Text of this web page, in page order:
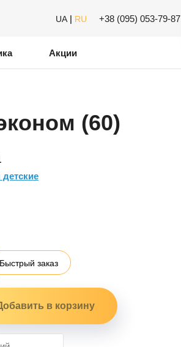
UA | RU +38 (095) 053-79-87
Акции
(60)
Быстрый заказ